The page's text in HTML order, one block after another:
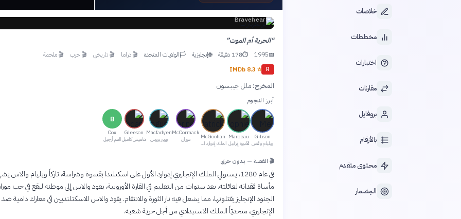
خلاصات
مخططات
اختبارات
مقارنات
بروفايل
بالأرقام
محتوى متقدم
المِضمار
Braveheart
“الحرية أم الموت”
📅
1995
⏱178 دقيقة 🌐إنجليزية 🏳الولايات المتحدة 🎬دراما 🎬تاريخي 🎬حرب 🎬ملحمة
R
⭐
8.3
IMDb
المخرج: ملل جيبسون
أبرز النجوم
Gibson
ويليام والاس
Marceau
الأميرة إيزابيل
McGoohan
الملك إدوارد الأول
McCormack
موران
Macfadyen
روبير بروس
Gleeson
هاميش كامبل
B
Cox
العم أرجيل
🎬 القصة — بدون حرق
في عام 1280، يستولي الملك الإنجليزي إدوارد الأول على اسكتلندا بقسوة وشراسة، تاركاً ويليام والاس
مأساة فقدانه لعائلته. بعد سنوات من التعليم في القارة الأوروبية، يعود والاس إلى موطنه ليقع في حب
الجنود الإنجليز يقتلونها، مما يشعل فيه نار الثورة والانتقام. يقود والاس الاسكتلنديين في معارك دامية ضد
الإنجليزي، متحديّاً الملك الاستبدادي من أجل حرية شعبه.